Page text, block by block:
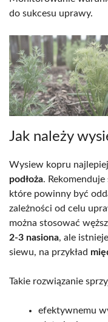
do sukcesu uprawy.
Jak należy
Wysiew kopru
podłoża.
które powinny być
zależności od celu
można stosować
2-3 nasiona, ale
siewu, na przykład
Takie rozwiązanie
efektywnemu